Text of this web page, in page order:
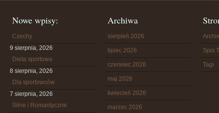
Nowe wpisy:
Czechy
9 sierpnia, 2026
Dieta sportowa
8 sierpnia, 2026
Dla sportowców
7 sierpnia, 2026
Silne i Romantyczne
Archiwa
sierpień 2026
lipiec 2026
czerwiec 2026
maj 2026
kwiecień 2026
marzec 2026
Spis
Tagi